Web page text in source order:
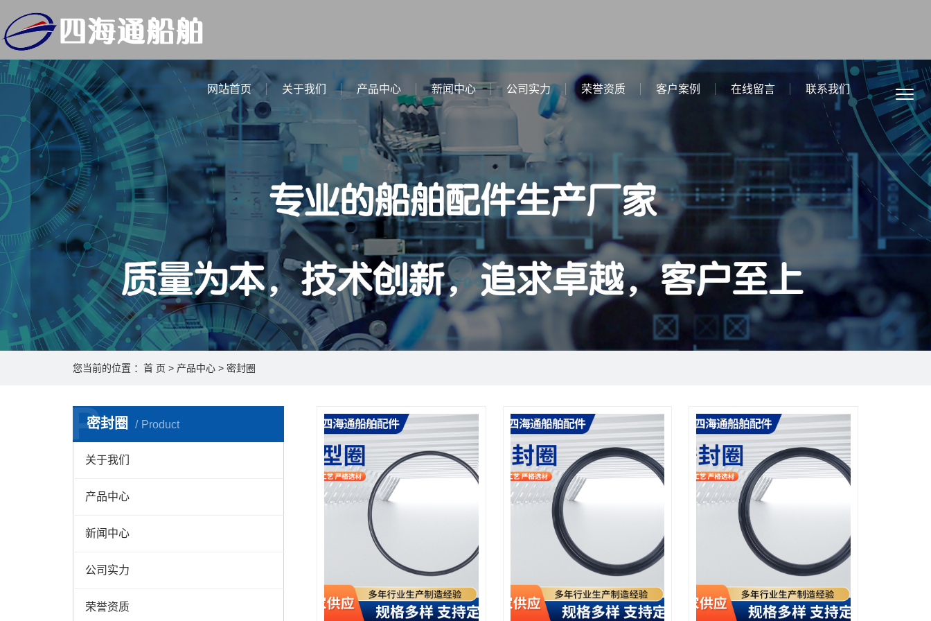
网站首页 关于我们 产品中心 新闻中心 公司实力 荣誉资质 客户案例 在线留言 联系我们
您当前的位置 ： 首 页 > 产品中心> 密封圈
密封圈 Product
P
关于我们
产品中心
新闻中心
公司实力
荣誉资质